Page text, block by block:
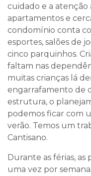
cuidado e a atenção
apartamentos e
condomínio conta
esportes, salões de
cinco parquinhos.
faltam nas
muitas crianças lá
engarrafamento de
estrutura, o
podemos ficar com
verão. Temos um
Cantisano.
Durante as férias,
uma vez por